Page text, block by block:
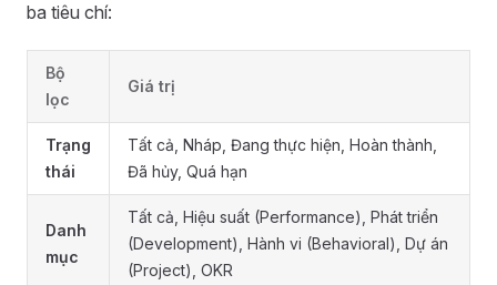
ba tiêu chí:
Bộ
lọc
Giá trị
Trạng
thái
Tất cả, Nháp, Đang thực hiện, Hoàn thành,
Đã hủy, Quá hạn
Danh
mục
Tất cả, Hiệu suất (Performance), Phát triển
(Development), Hành vi (Behavioral), Dự án
(Project), OKR